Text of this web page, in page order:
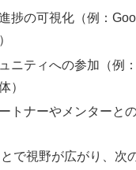
捗の可視化（例：
ニティへの参加（例
）
トナーやメンターと
で視野が広がり、次